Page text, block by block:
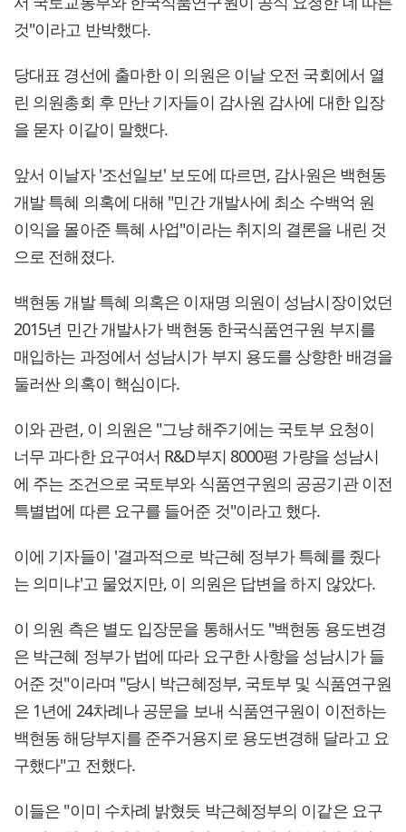
것"이라고 반박했다.
당대표 경선에 출마한 이 의원은 이날 오전 국회에서 열
린 의원총회 후 만난 기자들이 감사원 감사에 대한 입장
을 묻자 이같이 말했다.
앞서 이날자 '조선일보' 보도에 따르면, 감사원은 백현동
개발 특혜 의혹에 대해 "민간 개발사에 최소 수백억 원
이익을 몰아준 특혜 사업"이라는 취지의 결론을 내린 것
으로 전해졌다.
백현동 개발 특혜 의혹은 이재명 의원이 성남시장이었던
2015년 민간 개발사가 백현동 한국식품연구원 부지를
매입하는 과정에서 성남시가 부지 용도를 상향한 배경을
둘러싼 의혹이 핵심이다.
이와 관련, 이 의원은 "그냥 해주기에는 국토부 요청이
너무 과다한 요구여서 R&D부지 8000평 가량을 성남시
에 주는 조건으로 국토부와 식품연구원의 공공기관 이전
특별법에 따른 요구를 들어준 것"이라고 했다.
이에 기자들이 '결과적으로 박근혜 정부가 특혜를 줬다
는 의미냐'고 물었지만, 이 의원은 답변을 하지 않았다.
이 의원 측은 별도 입장문을 통해서도 "백현동 용도변경
은 박근혜 정부가 법에 따라 요구한 사항을 성남시가 들
어준 것"이라며 "당시 박근혜정부, 국토부 및 식품연구원
은 1년에 24차례나 공문을 보내 식품연구원이 이전하는
백현동 해당부지를 준주거용지로 용도변경해 달라고 요
구했다"고 전했다.
이들은 "이미 수차례 밝혔듯 박근혜정부의 이같은 요구